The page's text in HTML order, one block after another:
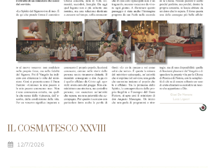
IL COSMATESCO XXVIII
12/7/2026